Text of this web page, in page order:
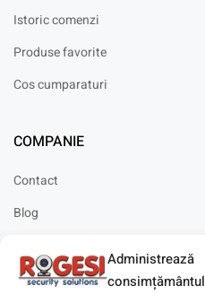
Administrează
consimțământul
Istoric comenzi
Produse favorite
Cos cumparaturi
COMPANIE
Contact
Blog
Solicitare instalare